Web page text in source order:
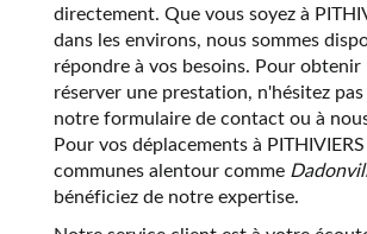
directement. Que vous soyez à
dans les environs, nous sommes
répondre à vos besoins. Pour obtenir
réserver une prestation, n'hésitez
notre formulaire de contact ou à
Pour vos déplacements à
communes alentour comme
bénéficiez de notre expertise.